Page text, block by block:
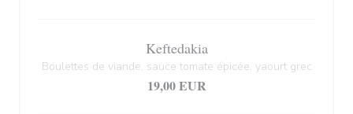
Keftedakia
Boulettes de viande, sauce tomate épicée, yaourt grec
19,00 EUR